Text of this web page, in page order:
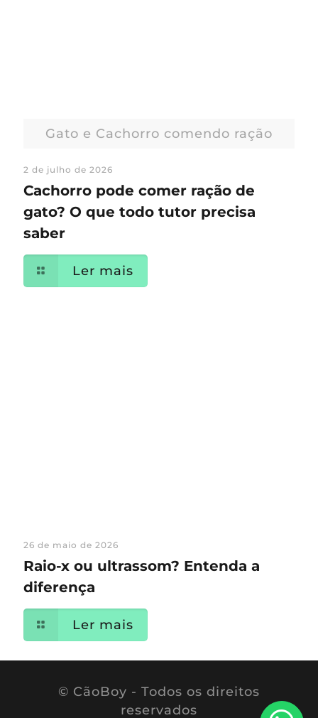
Gato e Cachorro comendo ração
2 de julho de 2026
Cachorro pode comer ração de
gato? O que todo tutor precisa
saber
Ler mais
26 de maio de 2026
Raio-x ou ultrassom? Entenda a
diferença
Ler mais
© CãoBoy - Todos os direitos
reservados